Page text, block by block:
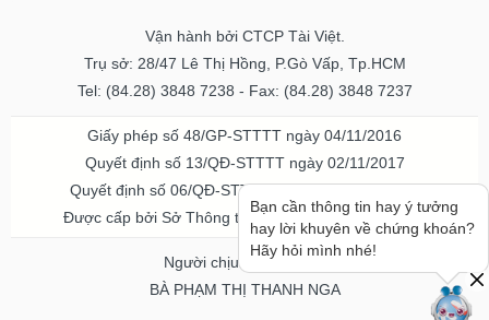
Vận hành bởi CTCP Tài Việt.
Trụ sở: 28/47 Lê Thị Hồng, P.Gò Vấp, Tp.HCM
Tel: (84.28) 3848 7238 - Fax: (84.28) 3848 7237
Giấy phép số 48/GP-STTTT ngày 04/11/2016
Quyết định số 13/QĐ-STTTT ngày 02/11/2017
Quyết định số 06/QĐ-STTTT-ICP ngày 20/07/2023
Được cấp bởi Sở Thông tin và Truyền thông TPHCM
Người chịu trách nhiệm
BÀ PHẠM THỊ THANH NGA
Bạn cần thông tin hay ý tưởng
hay lời khuyên về chứng khoán?
Hãy hỏi mình nhé!